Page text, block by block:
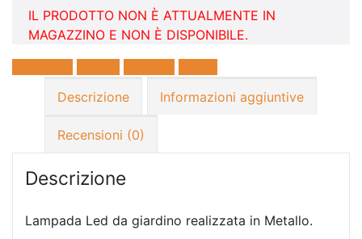
IL PRODOTTO NON È ATTUALMENTE IN
MAGAZZINO E NON È DISPONIBILE.
Descrizione
Informazioni aggiuntive
Recensioni (0)
Descrizione
Lampada Led da giardino realizzata in Metallo.